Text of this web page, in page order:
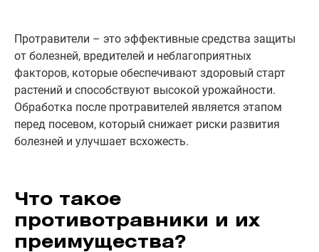
Протравители – это эффективные средства защиты
от болезней, вредителей и неблагоприятных
факторов, которые обеспечивают здоровый старт
растений и способствуют высокой урожайности.
Обработка после протравителей является этапом
перед посевом, который снижает риски развития
болезней и улучшает всхожесть.
Что такое
противотравники и их
преимущества?